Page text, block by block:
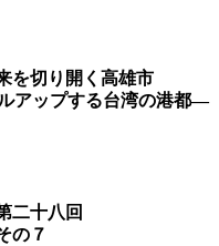
を切り開く高雄市
ップする台湾の港都―
二十八回
の７